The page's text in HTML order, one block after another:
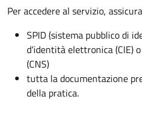
Per accedere al servizio,
SPID (sistema pubblico di
d’identità elettronica (CIE)
(CNS)
tutta la documentazione
della pratica.